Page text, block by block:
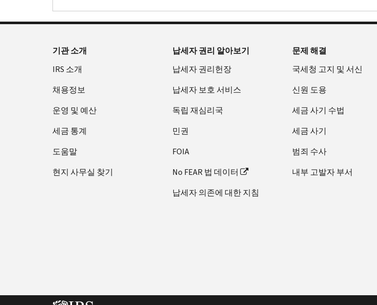
기관 소개
IRS 소개
채용정보
운영 및 예산
세금 통계
도움말
현지 사무실 찾기
납세자 권리 알아보기
납세자 권리헌장
납세자 보호 서비스
독립 재심리국
민권
FOIA
No FEAR 법 데이터
납세자 의존에 대한 지침
문제 해결
국세청 고지 및 서신
신원 도용
세금 사기 수법
세금 사기
범죄 수사
내부 고발자 부서